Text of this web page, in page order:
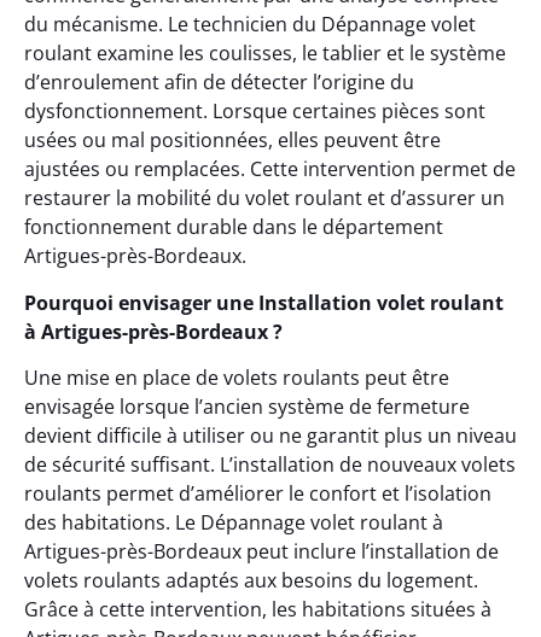
du mécanisme. Le technicien du Dépannage volet
roulant examine les coulisses, le tablier et le système
d’enroulement afin de détecter l’origine du
dysfonctionnement. Lorsque certaines pièces sont
usées ou mal positionnées, elles peuvent être
ajustées ou remplacées. Cette intervention permet de
restaurer la mobilité du volet roulant et d’assurer un
fonctionnement durable dans le département
Artigues-près-Bordeaux.
Pourquoi envisager une Installation volet roulant
à Artigues-près-Bordeaux ?
Une mise en place de volets roulants peut être
envisagée lorsque l’ancien système de fermeture
devient difficile à utiliser ou ne garantit plus un niveau
de sécurité suffisant. L’installation de nouveaux volets
roulants permet d’améliorer le confort et l’isolation
des habitations. Le Dépannage volet roulant à
Artigues-près-Bordeaux peut inclure l’installation de
volets roulants adaptés aux besoins du logement.
Grâce à cette intervention, les habitations situées à